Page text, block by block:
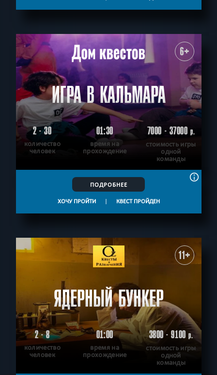
6+
ИГРА В КАЛЬМАРА
2 - 30
количество
человек
01:30
время на
прохождение
7000 - 37000р.
стоимость игры
одной
команды
ПОДРОБНЕЕ
ХОЧУ ПРОЙТИ | КВЕСТ ПРОЙДЕН
11+
ЯДЕРНЫЙ БУНКЕР
2 - 8
количество
человек
01:00
время на
прохождение
3800 - 9100р.
стоимость игры
одной
команды